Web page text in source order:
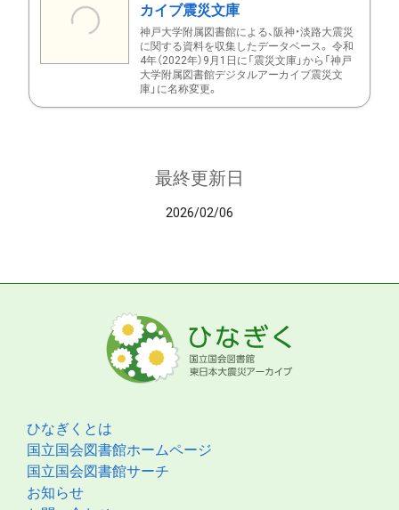
カイブ震災文庫
神戸大学附属図書館による、阪神・淡路大震災
に関する資料を収集したデータベース。 令和
4年（2022年）9月1日に「震災文庫」から「神戸
大学附属図書館デジタルアーカイブ震災文
庫」に名称変更。
最終更新日
2026/02/06
ひなぎくとは
国立国会図書館ホームページ
国立国会図書館サーチ
お知らせ